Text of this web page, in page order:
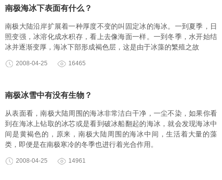
南极海冰下表面有什么？
南极大陆沿岸扩展着一种厚度不变的叫固定冰的海冰。一到夏季，日
照变强，冰溶化成水积存，看上去像海面一样。一到冬季，水开始结
冰并逐渐变厚，海冰下部形成褐色层，这是由于冰藻的繁殖之故
2008-04-25 16465
南极冰雪中有没有生物？
从表面看，南极大陆周围的海冰非常洁白干净，一尘不染，如果你看
到在海冰上钻取的冰芯或是看到破冰船翻起的海冰，就会发现海冰中
间是黄褐色的，原来，南极大陆周围的海冰中间，生活着大量的藻
类，即便是在南极寒冷的冬季也进行着光合作用。
2008-04-25 14961